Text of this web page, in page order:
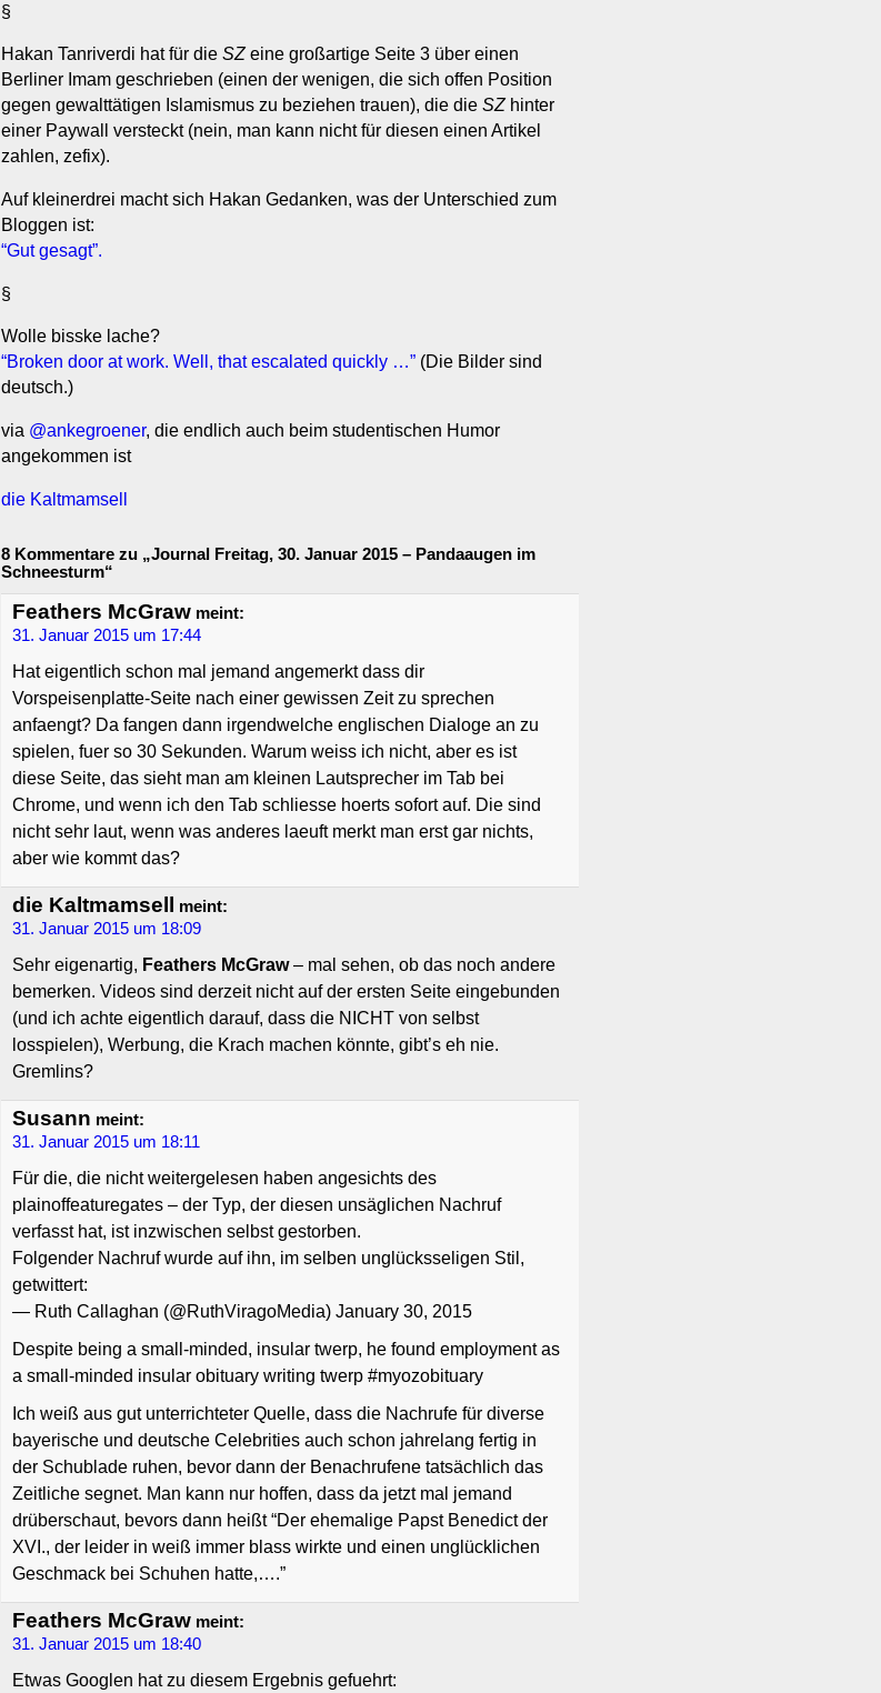
§
Hakan Tanriverdi hat für die SZeine großartige Seite 3 über einen
Berliner Imam geschrieben (einen der wenigen, die sich offen Position
gegen gewalttätigen Islamismus zu beziehen trauen), die die SZhinter
einer Paywall versteckt (nein, man kann nicht für diesen einen Artikel
zahlen, zefix).
Auf kleinerdrei macht sich Hakan Gedanken, was der Unterschied zum
Bloggen ist:
“Gut gesagt”.
§
Wolle bisske lache?
“Broken door at work. Well, that escalated quickly …” (Die Bilder sind
deutsch.)
via @ankegroener, die endlich auch beim studentischen Humor
angekommen ist
die Kaltmamsell
8 Kommentare zu „Journal Freitag, 30. Januar 2015 – Pandaaugen im
Schneesturm“
Feathers McGraw meint:
31. Januar 2015 um 17:44
Hat eigentlich schon mal jemand angemerkt dass dir
Vorspeisenplatte-Seite nach einer gewissen Zeit zu sprechen
anfaengt? Da fangen dann irgendwelche englischen Dialoge an zu
spielen, fuer so 30 Sekunden. Warum weiss ich nicht, aber es ist
diese Seite, das sieht man am kleinen Lautsprecher im Tab bei
Chrome, und wenn ich den Tab schliesse hoerts sofort auf. Die sind
nicht sehr laut, wenn was anderes laeuft merkt man erst gar nichts,
aber wie kommt das?
die Kaltmamsell
meint:
31. Januar 2015 um 18:09
Sehr eigenartig, Feathers McGraw– mal sehen, ob das noch andere
bemerken. Videos sind derzeit nicht auf der ersten Seite eingebunden
(und ich achte eigentlich darauf, dass die NICHT von selbst
losspielen), Werbung, die Krach machen könnte, gibt’s eh nie.
Gremlins?
Susann meint:
31. Januar 2015 um 18:11
Für die, die nicht weitergelesen haben angesichts des
plainoffeaturegates – der Typ, der diesen unsäglichen Nachruf
verfasst hat, ist inzwischen selbst gestorben.
Folgender Nachruf wurde auf ihn, im selben unglücksseligen Stil,
getwittert:
— Ruth Callaghan (@RuthViragoMedia) January 30, 2015
Despite being a small-minded, insular twerp, he found employment as
a small-minded insular obituary writing twerp #myozobituary
Ich weiß aus gut unterrichteter Quelle, dass die Nachrufe für diverse
bayerische und deutsche Celebrities auch schon jahrelang fertig in
der Schublade ruhen, bevor dann der Benachrufene tatsächlich das
Zeitliche segnet. Man kann nur hoffen, dass da jetzt mal jemand
drüberschaut, bevors dann heißt “Der ehemalige Papst Benedict der
XVI., der leider in weiß immer blass wirkte und einen unglücklichen
Geschmack bei Schuhen hatte,….”
Feathers McGraw meint:
31. Januar 2015 um 18:40
Etwas Googlen hat zu diesem Ergebnis gefuehrt: